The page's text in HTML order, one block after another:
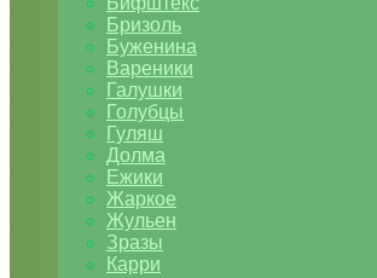
Бризоль
Буженина
Вареники
Галушки
Голубцы
Гуляш
Долма
Ежики
Жаркое
Жульен
Зразы
Карри